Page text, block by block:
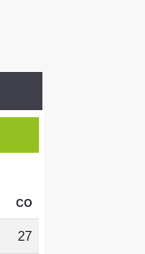
CO
27